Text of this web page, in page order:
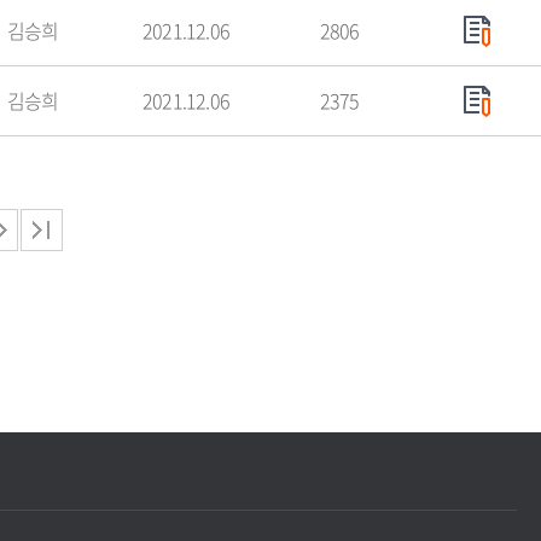
김승희 2021.12.06 2806
김승희 2021.12.06 2375